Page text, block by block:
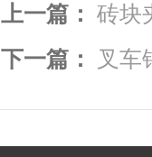
上一篇： 砖块
下一篇：
叉车